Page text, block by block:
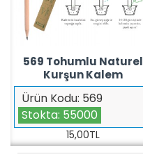
Ürün Kodu: 569
Stokta: 55000
569 Tohumlu Naturel
Kurşun Kalem
15,00TL